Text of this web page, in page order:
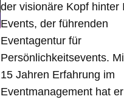
der visionäre Kopf hinter
Events, der führenden
Eventagentur für
Persönlichkeitsevents.
15 Jahren Erfahrung im
Eventmanagement hat